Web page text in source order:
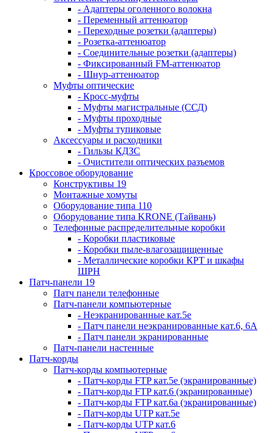
- Адаптеры оголенного волокна
- Переменный аттенюатор
- Переходные розетки (адаптеры)
- Розетка-аттенюатор
- Соединительные розетки (адаптеры)
- Фиксированный FM-аттенюатор
- Шнур-аттенюатор
Муфты оптические
- Кросс-муфты
- Муфты магистральные (ССД)
- Муфты проходные
- Муфты тупиковые
Аксессуары и расходники
- Гильзы КДЗС
- Очистители оптических разъемов
Кроссовое оборудование
Конструктивы 19
Монтажные хомуты
Оборудование типа 110
Оборудование типа KRONE (Тайвань)
Телефонные распределительные коробки
- Коробки пластиковые
- Коробки пыле-влагозащищенные
- Металлические коробки КРТ и шкафы
ШРН
Патч-панели 19
Патч панели телефонные
Патч-панели компьютерные
- Неэкранированные кат.5е
- Патч панели неэкранированные кат.6, 6А
- Патч панели экранированные
Патч-панели настенные
Патч-корды
Патч-корды компьютерные
- Патч-корды FTP кат.5е (экранированные)
- Патч-корды FTP кат.6 (экранированные)
- Патч-корды FTP кат.6а (экранированные)
- Патч-корды UTP кат.5е
- Патч-корды UTP кат.6